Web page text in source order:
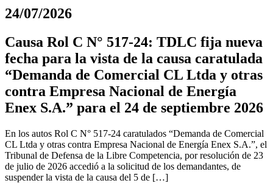
24/07/2026
Causa Rol C N° 517-24: TDLC fija nueva
fecha para la vista de la causa caratulada
“Demanda de Comercial CL Ltda y otras
contra Empresa Nacional de Energía
Enex S.A.” para el 24 de septiembre 2026
En los autos Rol C N° 517-24 caratulados “Demanda de Comercial
CL Ltda y otras contra Empresa Nacional de Energía Enex S.A.”, el
Tribunal de Defensa de la Libre Competencia, por resolución de 23
de julio de 2026 accedió a la solicitud de los demandantes, de
suspender la vista de la causa del 5 de […]